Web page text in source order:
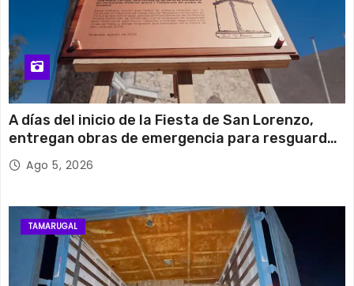
A días del inicio de la Fiesta de San Lorenzo,
entregan obras de emergencia para resguardar
su histórico campanario
Ago 5, 2026
TAMARUGAL